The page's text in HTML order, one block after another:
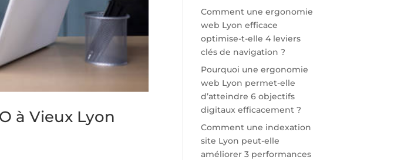
à Vieux Lyon
Comment une ergonomie
web Lyon efficace
optimise-t-elle 4 leviers
clés de navigation ?
Pourquoi une ergonomie
web Lyon permet-elle
d’atteindre 6 objectifs
digitaux efficacement ?
Comment une indexation
site Lyon peut-elle
améliorer 3 performances